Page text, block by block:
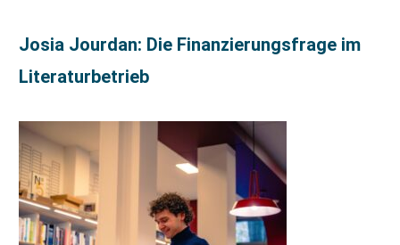
Josia Jourdan: Die Finanzierungsfrage im
Literaturbetrieb